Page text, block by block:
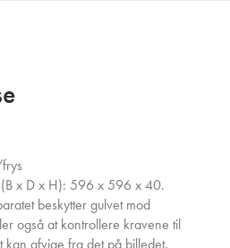
x D x H): 596 x 596 x 40.
beskytter gulvet mod
også at kontrollere kravene til
kan afvige fra det på billedet.